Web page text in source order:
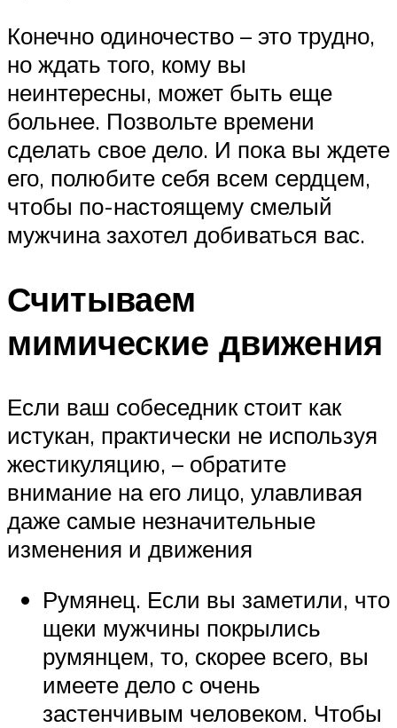
Конечно одиночество – это трудно,
но ждать того, кому вы
неинтересны, может быть еще
больнее. Позвольте времени
сделать свое дело. И пока вы ждете
его, полюбите себя всем сердцем,
чтобы по-настоящему смелый
мужчина захотел добиваться вас.
Считываем
мимические движения
Если ваш собеседник стоит как
истукан, практически не используя
жестикуляцию, – обратите
внимание на его лицо, улавливая
даже самые незначительные
изменения и движения
Румянец. Если вы заметили, что
щеки мужчины покрылись
румянцем, то, скорее всего, вы
имеете дело с очень
застенчивым человеком. Чтобы